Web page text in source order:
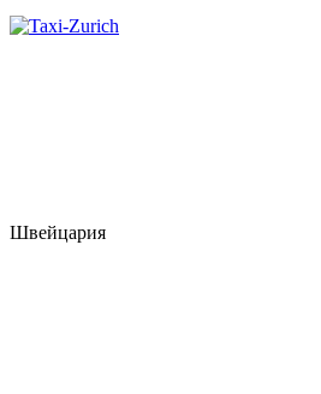
Швейцария